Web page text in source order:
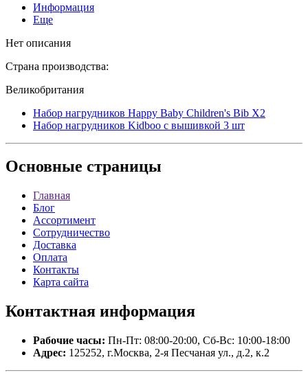
Информация
Еще
Нет описания
Страна производства:
Великобритания
Набор нагрудников Happy Baby Children's Bib X2
Набор нагрудников Kidboo с вышивкой 3 шт
Основные страницы
Главная
Блог
Ассортимент
Сотрудничество
Доставка
Оплата
Контакты
Карта сайта
Контактная информация
Рабочие часы: Пн-Пт: 08:00-20:00, Сб-Вс: 10:00-18:00
Адрес: 125252, г.Москва, 2-я Песчаная ул., д.2, к.2